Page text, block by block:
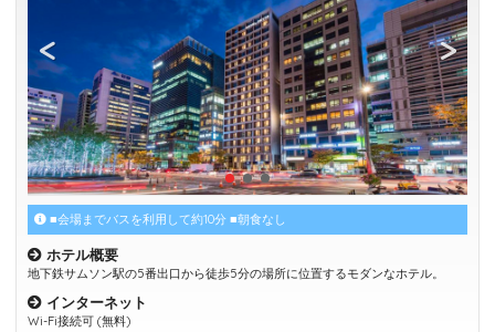
■会場までバスを利用して約10分 ■朝食なし
ホテル概要
地下鉄サムソン駅の5番出口から徒歩5分の場所に位置するモダンなホテル。
インターネット
Wi-Fi接続可 (無料)